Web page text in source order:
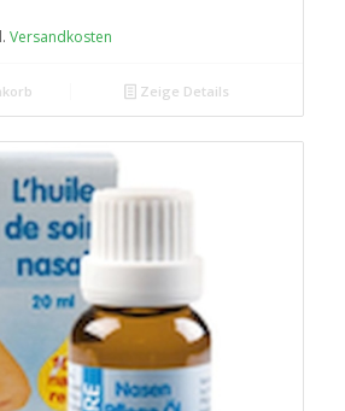
Versandkosten
Zeige Details